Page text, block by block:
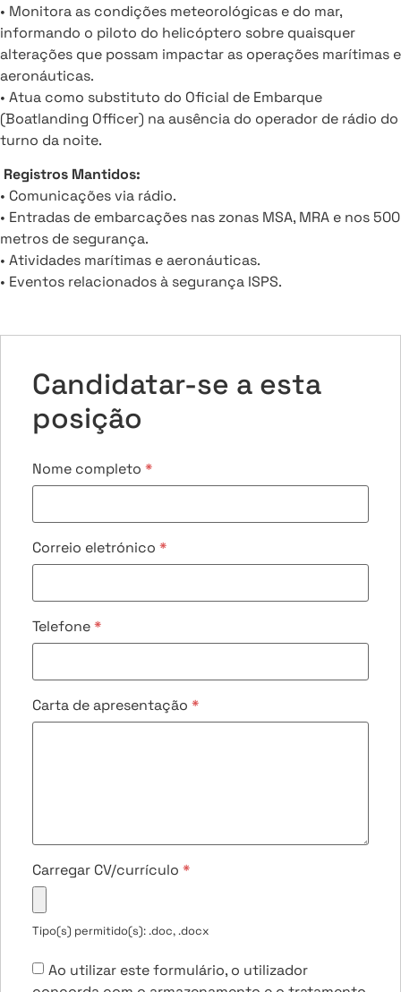
• Monitora as condições meteorológicas e do mar,
informando o piloto do helicóptero sobre quaisquer
alterações que possam impactar as operações marítimas e
aeronáuticas.
• Atua como substituto do Oficial de Embarque
(Boatlanding Officer) na ausência do operador de rádio do
turno da noite.
Registros Mantidos:
• Comunicações via rádio.
• Entradas de embarcações nas zonas MSA, MRA e nos 500
metros de segurança.
• Atividades marítimas e aeronáuticas.
• Eventos relacionados à segurança ISPS.
Candidatar-se a esta
posição
Nome completo *
Correio eletrónico *
Telefone*
Carta de apresentação *
Carregar CV/currículo *
Tipo(s) permitido(s): .doc, .docx
Ao utilizar este formulário, o utilizador